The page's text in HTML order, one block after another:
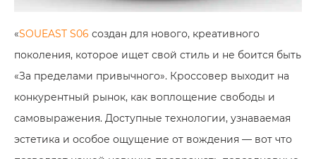
«SOUEAST S06 создан для нового, креативного
поколения, которое ищет свой стиль и не боится быть
«За пределами привычного». Кроссовер выходит на
конкурентный рынок, как воплощение свободы и
самовыражения. Доступные технологии, узнаваемая
эстетика и особое ощущение от вождения — вот что